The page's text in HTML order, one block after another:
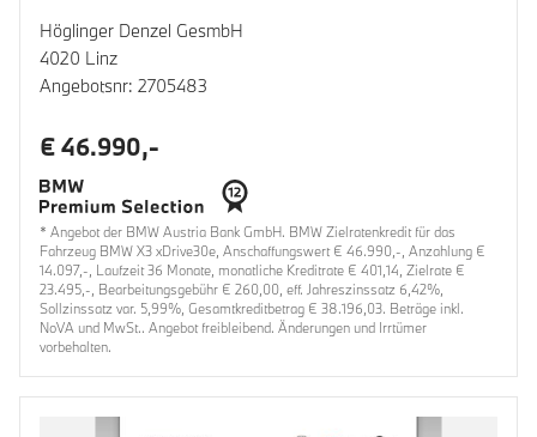
Höglinger Denzel GesmbH
4020 Linz
Angebotsnr: 2705483
€ 46.990,-
* Angebot der BMW Austria Bank GmbH. BMW Zielratenkredit für das
Fahrzeug BMW X3 xDrive30e, Anschaffungswert € 46.990,-, Anzahlung €
14.097,-, Laufzeit 36 Monate, monatliche Kreditrate € 401,14, Zielrate €
23.495,-, Bearbeitungsgebühr € 260,00, eff. Jahreszinssatz 6,42%,
Sollzinssatz var. 5,99%, Gesamtkreditbetrag € 38.196,03. Beträge inkl.
NoVA und MwSt.. Angebot freibleibend. Änderungen und Irrtümer
vorbehalten.